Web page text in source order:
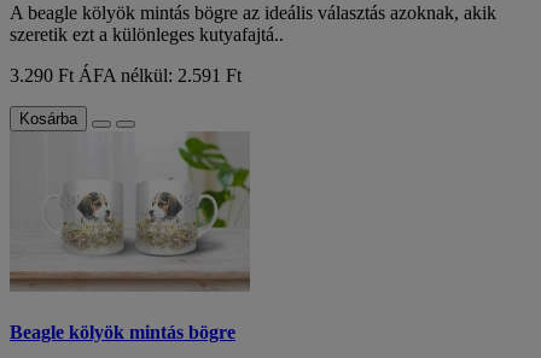
A beagle kölyök mintás bögre az ideális választás azoknak, akik
szeretik ezt a különleges kutyafajtá..
3.290 Ft ÁFA nélkül: 2.591 Ft
Kosárba
Beagle kölyök mintás bögre